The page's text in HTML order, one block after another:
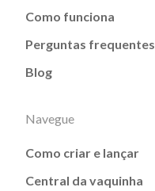
Como funciona
Perguntas frequentes
Blog
Navegue
Como criar e lançar
Central da vaquinha